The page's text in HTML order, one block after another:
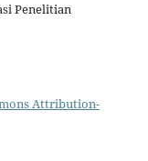
Penelitian
Attribution-